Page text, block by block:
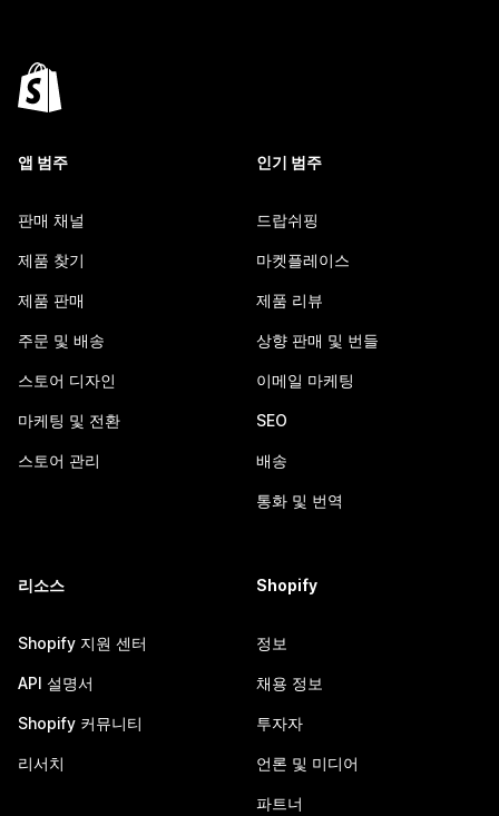
앱 범주
판매 채널
제품 찾기
제품 판매
주문 및 배송
스토어 디자인
마케팅 및 전환
스토어 관리
인기 범주
드랍쉬핑
마켓플레이스
제품 리뷰
상향 판매 및 번들
이메일 마케팅
SEO
배송
통화 및 번역
리소스
Shopify 지원 센터
API 설명서
Shopify 커뮤니티
리서치
Shopify
정보
채용 정보
투자자
언론 및 미디어
파트너